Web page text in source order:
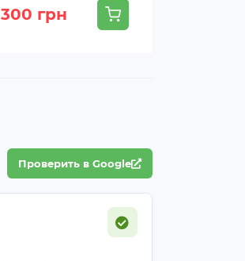
300 грн
Проверить в Google